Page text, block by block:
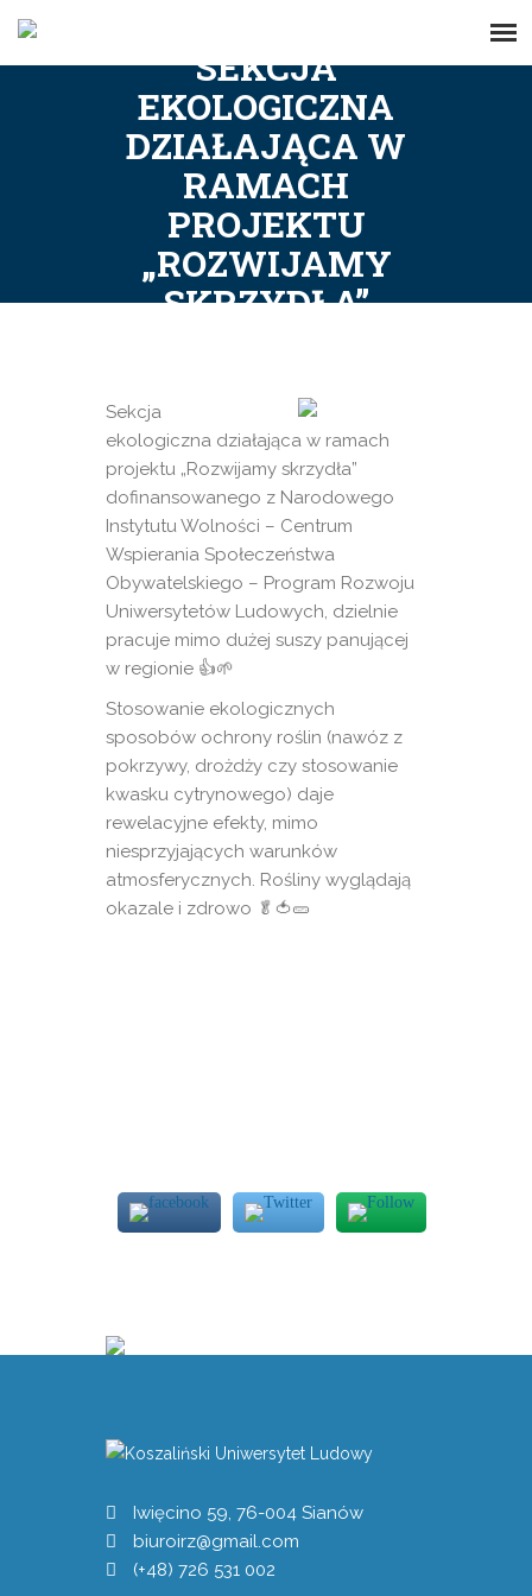
SEKCJA
EKOLOGICZNA
DZIAŁAJĄCA W
RAMACH
PROJEKTU
„ROZWIJAMY
SKRZYDŁA”
Sekcja
ekologiczna działająca w ramach
projektu „Rozwijamy skrzydła”
dofinansowanego z Narodowego
Instytutu Wolności – Centrum
Wspierania Społeczeństwa
Obywatelskiego – Program Rozwoju
Uniwersytetów Ludowych, dzielnie
pracuje mimo dużej suszy panującej
w regionie 👍🌱
Stosowanie ekologicznych
sposobów ochrony roślin (nawóz z
pokrzywy, drożdży czy stosowanie
kwasku cytrynowego) daje
rewelacyjne efekty, mimo
niesprzyjających warunków
atmosferycznych. Rośliny wyglądają
okazale i zdrowo 🥬🍅🥒
Iwięcino 59, 76-004 Sianów
biuroirz@gmail.com
(+48) 726 531 002